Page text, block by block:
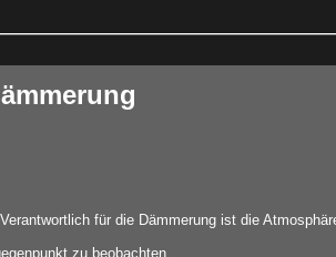
für die Dämmerung ist die
zu beobachten.